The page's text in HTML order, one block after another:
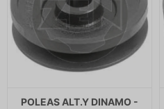
POLEAS ALT.Y DINAMO -